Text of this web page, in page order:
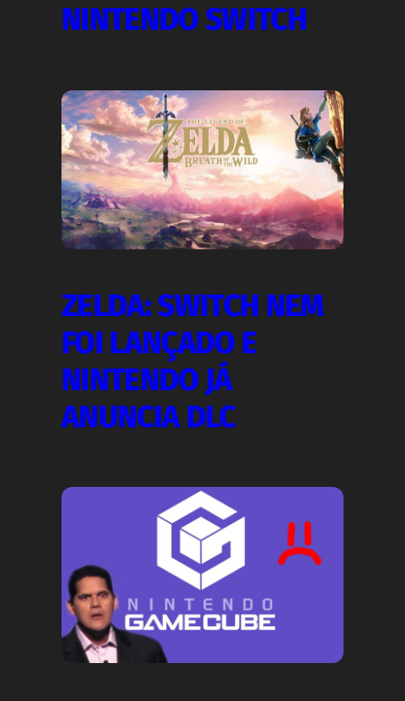
NINTENDO SWITCH
ZELDA: SWITCH NEM
FOI LANÇADO E
NINTENDO JÁ
ANUNCIA DLC